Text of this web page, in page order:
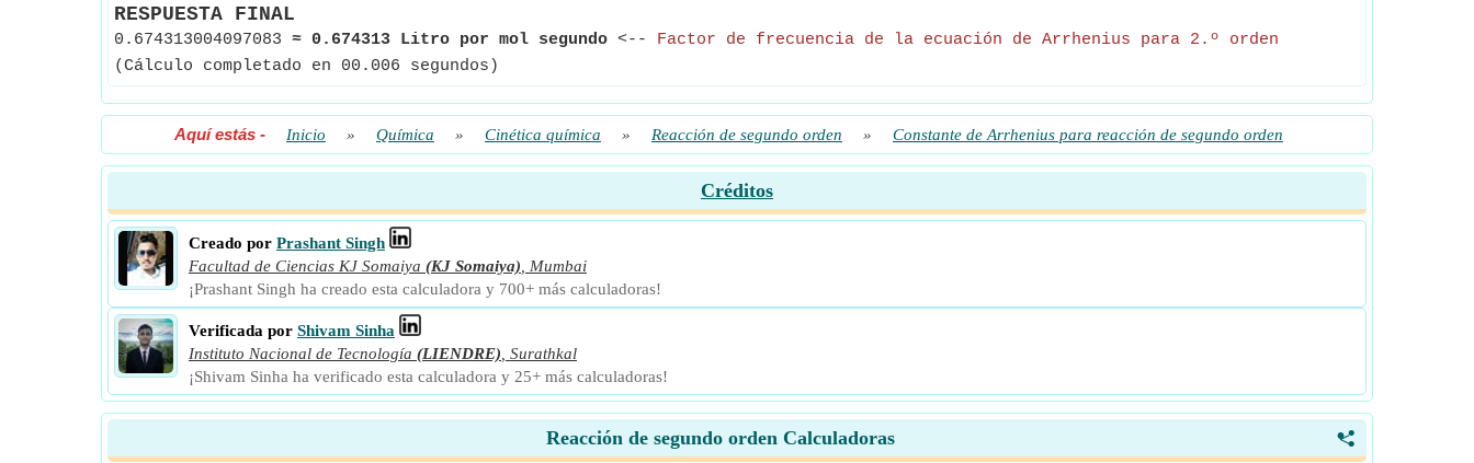
RESPUESTA FINAL
0.674313004097083 ≈ 0.674313 Litro por mol segundo <-- Factor de frecuencia de la ecuación de Arrhenius para 2.º orden
(Cálculo completado en 00.006 segundos)
Aquí estás - Inicio » Química » Cinética química » Reacción de segundo orden » Constante de Arrhenius para reacción de segundo orden
Créditos
Creado por Prashant Singh
Facultad de Ciencias KJ Somaiya (KJ Somaiya)
Mumbai
¡Prashant Singh ha creado esta calculadora y 700+ más calculadoras!
Verificada por Shivam Sinha
Instituto Nacional de Tecnología (LIENDRE) Surathkal
¡Shivam Sinha ha verificado esta calculadora y 25+ más calculadoras!
<
Reacción de segundo orden Calculadoras